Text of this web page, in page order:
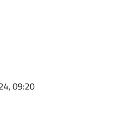
09:20